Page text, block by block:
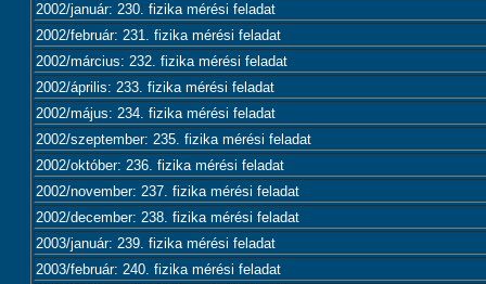
2002/január: 230. fizika mérési feladat
2002/február: 231. fizika mérési feladat
2002/március: 232. fizika mérési feladat
2002/április: 233. fizika mérési feladat
2002/május: 234. fizika mérési feladat
2002/szeptember: 235. fizika mérési feladat
2002/október: 236. fizika mérési feladat
2002/november: 237. fizika mérési feladat
2002/december: 238. fizika mérési feladat
2003/január: 239. fizika mérési feladat
2003/február: 240. fizika mérési feladat